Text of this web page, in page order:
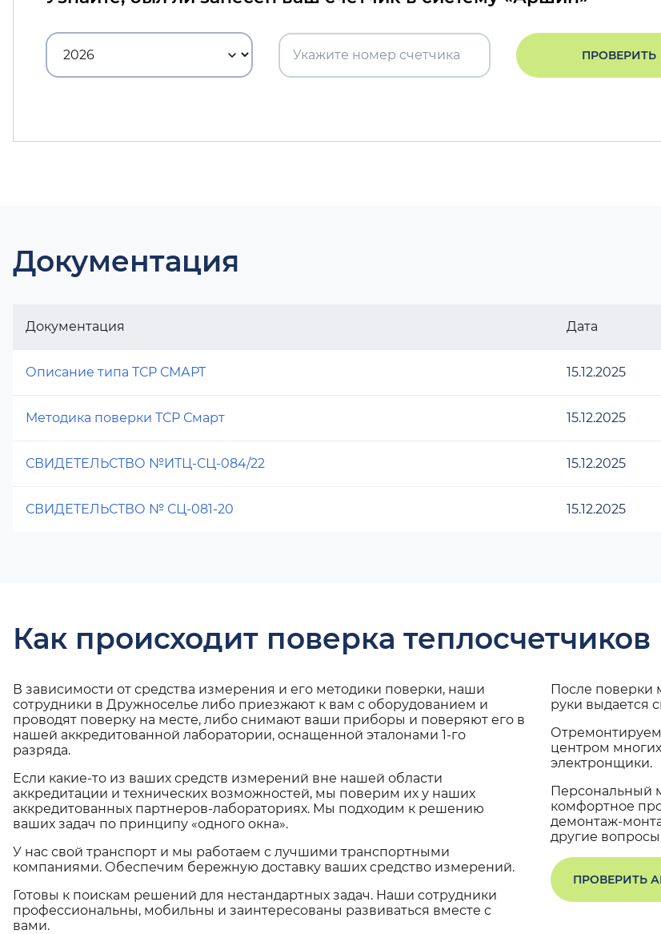
ПРОВЕРИТЬ
Документация
Документация Дата
Описание типа ТСР СМАРТ 15.12.2025
Методика поверки ТСР Смарт 15.12.2025
СВИДЕТЕЛЬСТВО №ИТЦ-СЦ-084/22 15.12.2025
СВИДЕТЕЛЬСТВО № СЦ-081-20 15.12.2025
Как происходит поверка
В зависимости от средства измерения и его методики поверки, наши
сотрудники в Дружноселье либо приезжают к вам с оборудованием и
проводят поверку на месте, либо снимают ваши приборы и поверяют его в
нашей аккредитованной лаборатории, оснащенной эталонами 1-го
разряда.
Если какие-то из ваших средств измерений вне нашей области
аккредитации и технических возможностей, мы поверим их у наших
аккредитованных партнеров-лабораториях. Мы подходим к решению
ваших задач по принципу «одного окна».
У нас свой транспорт и мы работаем с лучшими транспортными
компаниями. Обеспечим бережную доставку ваших средство измерений.
Готовы к поискам решений для нестандартных задач. Наши сотрудники
профессиональны, мобильны и заинтересованы развиваться вместе с
вами.
После
руки выдается
центром
электронщики.
Персональный
комфортное
демонтаж-
другие
ПРОВЕРИТЬ